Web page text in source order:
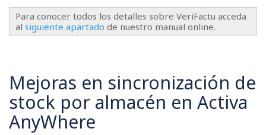
Para conocer todos los detalles sobre VeriFactu acceda
al siguiente apartado de nuestro manual online.
Mejoras en sincronización de
stock por almacén en Activa
AnyWhere